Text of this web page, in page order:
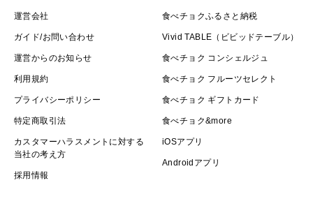
運営会社
ガイド/お問い合わせ
運営からのお知らせ
利用規約
プライバシーポリシー
特定商取引法
カスタマーハラスメントに対する
当社の考え方
採用情報
食べチョクふるさと納税
Vivid TABLE（ビビッドテーブル）
食べチョク コンシェルジュ
食べチョク フルーツセレクト
食べチョク ギフトカード
食べチョク&more
iOSアプリ
Androidアプリ